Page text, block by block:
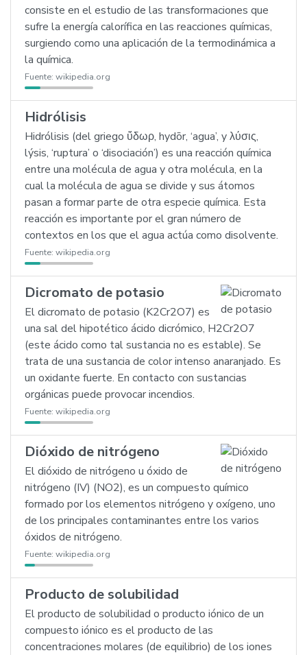
consiste en el estudio de las transformaciones que
sufre la energía calorífica en las reacciones químicas,
surgiendo como una aplicación de la termodinámica a
la química.
Fuente: wikipedia.org
Hidrólisis
Hidrólisis (del griego ὕδωρ, hydōr, ‘agua’, y λύσις,
lýsis, ‘ruptura’ o ‘disociación’) es una reacción química
entre una molécula de agua y otra molécula, en la
cual la molécula de agua se divide y sus átomos
pasan a formar parte de otra especie química. Esta
reacción es importante por el gran número de
contextos en los que el agua actúa como disolvente.
Fuente: wikipedia.org
Dicromato de potasio
El dicromato de potasio (K2Cr2O7) es
una sal del hipotético ácido dicrómico, H2Cr2O7
(este ácido como tal sustancia no es estable). Se
trata de una sustancia de color intenso anaranjado. Es
un oxidante fuerte. En contacto con sustancias
orgánicas puede provocar incendios.
Fuente: wikipedia.org
Dióxido de nitrógeno
El dióxido de nitrógeno u óxido de
nitrógeno (IV) (NO2), es un compuesto químico
formado por los elementos nitrógeno y oxígeno, uno
de los principales contaminantes entre los varios
óxidos de nitrógeno.
Fuente: wikipedia.org
Producto de solubilidad
El producto de solubilidad o producto iónico de un
compuesto iónico es el producto de las
concentraciones molares (de equilibrio) de los iones